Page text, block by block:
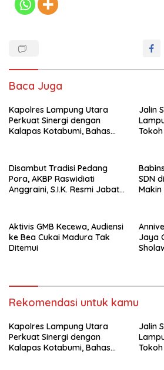
Baca Juga
Kapolres Lampung Utara
Perkuat Sinergi dengan
Kalapas Kotabumi, Bahas
Jalin
Disambut Tradisi Pedang
Pora, AKBP Raswidiati
Anggraini, S.I.K. Resmi Jabat
SDN
Aktivis GMB Kecewa, Audiensi
ke Bea Cukai Madura Tak
Ditemui
Jaya
Rekomendasi untuk kamu
Kapolres Lampung Utara
Perkuat Sinergi dengan
Kalapas Kotabumi, Bahas
Jalin